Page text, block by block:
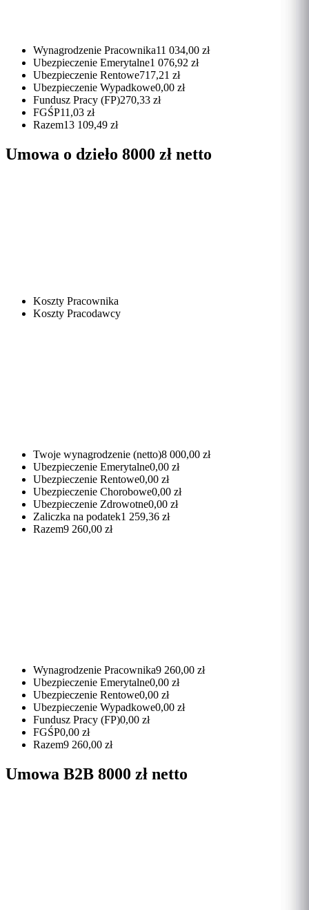
Wynagrodzenie Pracownika11 034,00 zł
Ubezpieczenie Emerytalne1 076,92 zł
Ubezpieczenie Rentowe717,21 zł
Ubezpieczenie Wypadkowe0,00 zł
Fundusz Pracy (FP)270,33 zł
FGŚP11,03 zł
Razem13 109,49 zł
Umowa o dzieło 8000 zł netto
Koszty Pracownika
Koszty Pracodawcy
Twoje wynagrodzenie (netto)8 000,00 zł
Ubezpieczenie Emerytalne0,00 zł
Ubezpieczenie Rentowe0,00 zł
Ubezpieczenie Chorobowe0,00 zł
Ubezpieczenie Zdrowotne0,00 zł
Zaliczka na podatek1 259,36 zł
Razem9 260,00 zł
Wynagrodzenie Pracownika9 260,00 zł
Ubezpieczenie Emerytalne0,00 zł
Ubezpieczenie Rentowe0,00 zł
Ubezpieczenie Wypadkowe0,00 zł
Fundusz Pracy (FP)0,00 zł
FGŚP0,00 zł
Razem9 260,00 zł
Umowa B2B 8000 zł netto